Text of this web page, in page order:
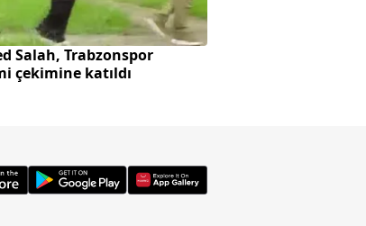
Salah, Trabzonspor
çekimine katıldı